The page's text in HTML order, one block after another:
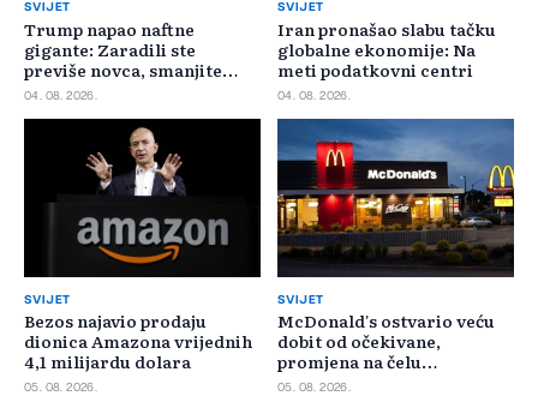
SVIJET
Trump napao naftne
gigante: Zaradili ste
previše novca, smanjite
cijene
04. 08. 2026.
SVIJET
Iran pronašao slabu tačku
globalne ekonomije: Na
meti podatkovni centri
04. 08. 2026.
SVIJET
Bezos najavio prodaju
dionica Amazona vrijednih
4,1 milijardu dolara
05. 08. 2026.
SVIJET
McDonald's ostvario veću
dobit od očekivane,
promjena na čelu
poslovanja u SAD-u
05. 08. 2026.